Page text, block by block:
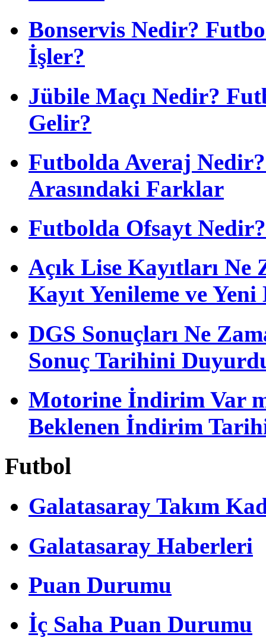
Bonservis Nedir?
İşler?
Jübile Maçı Nedir?
Gelir?
Futbolda Averaj
Arasındaki Farklar
Futbolda Ofsayt
Açık Lise Kayıtları Ne
Kayıt Yenileme ve
DGS Sonuçları Ne
Sonuç Tarihini
Motorine İndirim Var
Beklenen İndirim
Futbol
Galatasaray Takım
Galatasaray Haberleri
Puan Durumu
İç Saha Puan Durumu